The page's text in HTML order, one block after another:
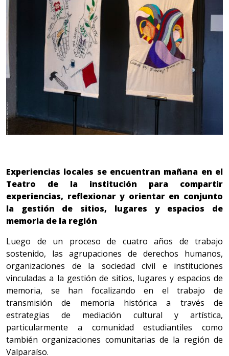
Experiencias locales se encuentran mañana en el
Teatro de la institución para compartir
experiencias, reflexionar y orientar en conjunto
la gestión de sitios, lugares y espacios de
memoria de la región
Luego de un proceso de cuatro años de trabajo
sostenido, las agrupaciones de derechos humanos,
organizaciones de la sociedad civil e instituciones
vinculadas a la gestión de sitios, lugares y espacios de
memoria, se han focalizando en el trabajo de
transmisión de memoria histórica a través de
estrategias de mediación cultural y artística,
particularmente a comunidad estudiantiles como
también organizaciones comunitarias de la región de
Valparaíso.